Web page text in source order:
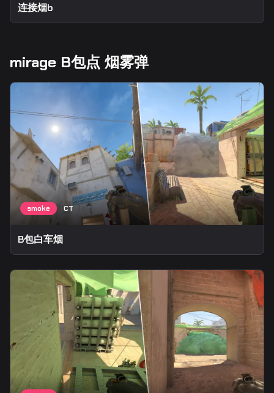
连接烟b
mirage B包点 烟雾弹
B包白车烟